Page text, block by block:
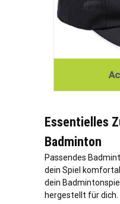
Essentielles
Badminton
Passendes
dein Spiel
dein
hergestellt für dich.